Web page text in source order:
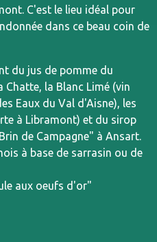
C'est le lieu idéal pour
dans ce beau coin de
du jus de pomme du
Chatte, la Blanc Limé (vin
Eaux du Val d'Aisne), les
à Libramont) et du sirop
de Campagne" à Ansart.
à base de sarrasin ou de
aux oeufs d'or"